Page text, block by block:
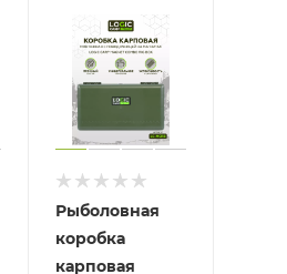
Рыболовная
коробка
карповая